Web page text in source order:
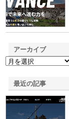
アーカイブ
最近の記事